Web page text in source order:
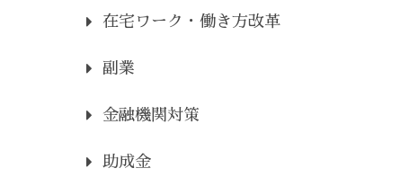
在宅ワーク・働き方改革
副業
金融機関対策
助成金